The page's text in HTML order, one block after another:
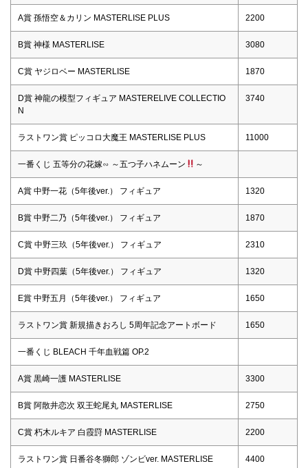
A賞 孫悟空＆カリン MASTERLISE PLUS 2200
B賞 神様 MASTERLISE 3080
C賞 ヤジロベー MASTERLISE 1870
D賞 神龍の模型フィギュア MASTERELIVE COLLECTIO
N
3740
ラストワン賞 ピッコロ大魔王 MASTERLISE PLUS 11000
一番くじ 五等分の花嫁∽ ～五つ子ハネムーン ～
A賞 中野一花（5年後ver.） フィギュア 1320
B賞 中野二乃（5年後ver.） フィギュア 1870
C賞 中野三玖（5年後ver.） フィギュア 2310
D賞 中野四葉（5年後ver.） フィギュア 1320
E賞 中野五月（5年後ver.） フィギュア 1650
ラストワン賞 新規描きおろし 5周年記念アートボード 1650
一番くじ BLEACH 千年血戦篇 OP.2
A賞 黒崎一護 MASTERLISE 3300
B賞 阿散井恋次 双王蛇尾丸 MASTERLISE 2750
C賞 朽木ルキア 白霞罸 MASTERLISE 2200
ラストワン賞 日番谷冬獅郎 ゾンビver. MASTERLISE 4400